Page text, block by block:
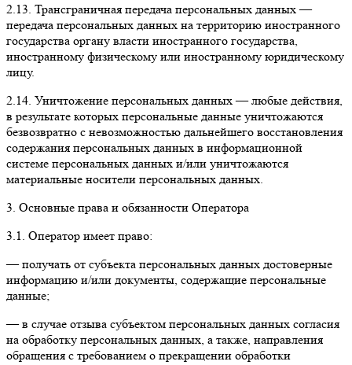
2.13. Трансграничная передача персональных данных —
передача персональных данных на территорию иностранного
государства органу власти иностранного государства,
иностранному физическому или иностранному юридическому
лицу.
2.14. Уничтожение персональных данных — любые действия,
в результате которых персональные данные уничтожаются
безвозвратно с невозможностью дальнейшего восстановления
содержания персональных данных в информационной
системе персональных данных и/или уничтожаются
материальные носители персональных данных.
3. Основные права и обязанности Оператора
3.1. Оператор имеет право:
— получать от субъекта персональных данных достоверные
информацию и/или документы, содержащие персональные
данные;
— в случае отзыва субъектом персональных данных согласия
на обработку персональных данных, а также, направления
обращения с требованием о прекращении обработки